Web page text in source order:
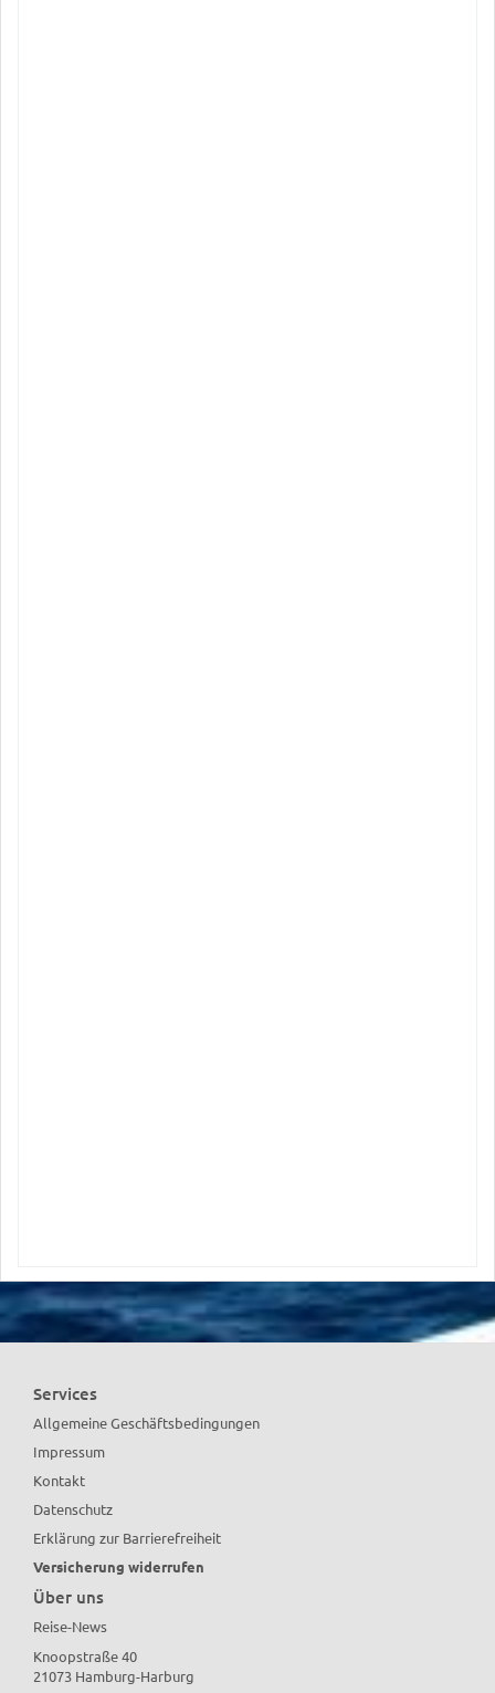
Services
Allgemeine Geschäftsbedingungen
Impressum
Kontakt
Datenschutz
Erklärung zur Barrierefreiheit
Versicherung widerrufen
Über uns
Reise-News
Knoopstraße 40
21073 Hamburg-Harburg